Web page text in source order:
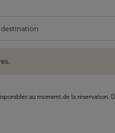
au moment de la réservation.